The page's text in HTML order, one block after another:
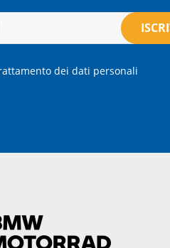
dei dati personali